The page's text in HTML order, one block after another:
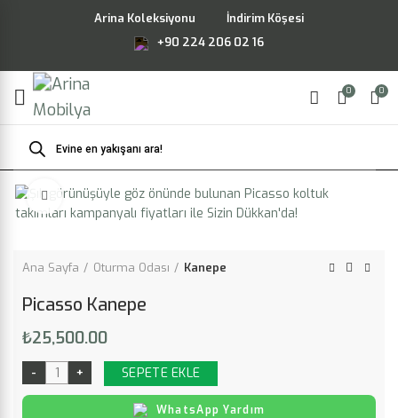
Arina Koleksiyonu
İndirim Köşesi
+90 224 206 02 16
0 0
Products
search
Büyütmek için tıklayın
Ana Sayfa Oturma Odası Kanepe
Picasso Kanepe
₺25,500.00
SEPETE EKLE
WhatsApp Yardım